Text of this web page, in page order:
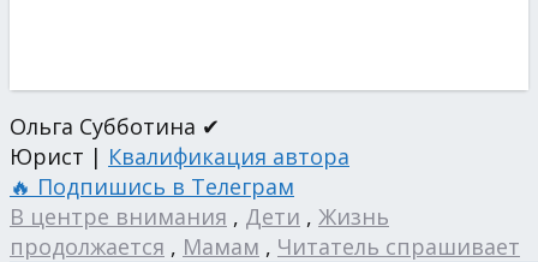
Ольга Субботина ✔
Юрист | Квалификация автора
🔥 Подпишись в Телеграм
В центре внимания , Дети , Жизнь
продолжается , Мамам , Читатель спрашивает